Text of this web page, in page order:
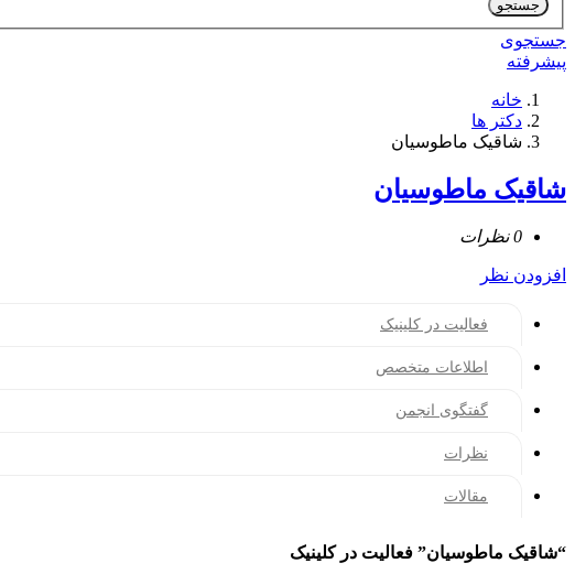
جستجوی
پیشرفته
خانه
دکتر ها
شاقیک ماطوسیان
شاقیک ماطوسیان
0 نظرات
افزودن نظر
فعالیت در کلینیک
اطلاعات متخصص
گفتگوی انجمن
نظرات
مقالات
“شاقیک ماطوسیان” فعالیت در کلینیک